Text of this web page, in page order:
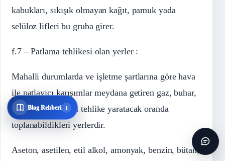
kabukları, sıkışık olmayan kağıt, pamuk yada
selüloz lifleri bu gruba girer.
f.7 – Patlama tehlikesi olan yerler :
Mahalli durumlarda ve işletme şartlarına göre hava
ile patlayıcı karışımlar meydana getiren gaz, buhar,
buğu yada tozların tehlike yaratacak oranda
toplanabildikleri yerlerdir.
Aseton, asetilen, etil alkol, amonyak, benzin, bütan,
Blog Rehberi ↓